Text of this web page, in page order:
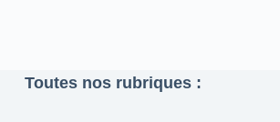
Toutes nos rubriques :